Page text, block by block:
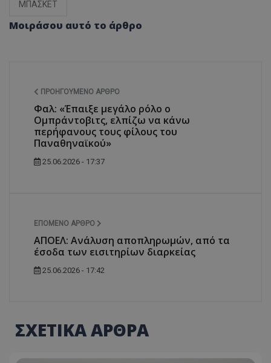
ΜΠΑΣΚΕΤ
Μοιράσου αυτό το άρθρο
ΠΡΟΗΓΟΎΜΕΝΟ ΆΡΘΡΟ
Φαλ: «Έπαιξε μεγάλο ρόλο ο
Ομπράντοβιτς, ελπίζω να κάνω
περήφανους τους φίλους του
Παναθηναϊκού»
25.06.2026 - 17:37
ΕΠΌΜΕΝΟ ΆΡΘΡΟ
ΑΠΟΕΛ: Ανάλυση αποπληρωμών, από τα
έσοδα των εισιτηρίων διαρκείας
25.06.2026 - 17:42
ΣΧΕΤΙΚΑ ΑΡΘΡΑ